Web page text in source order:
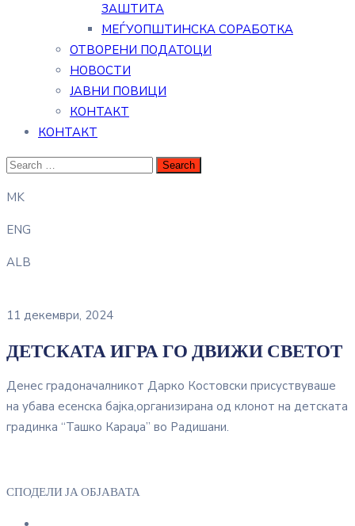
ЗАШТИТА
МЕЃУОПШТИНСКА СОРАБОТКА
ОТВОРЕНИ ПОДАТОЦИ
НОВОСТИ
ЈАВНИ ПОВИЦИ
КОНТАКТ
КОНТАКТ
MK
ENG
ALB
11 декември, 2024
ДЕТСКАТА ИГРА ГО ДВИЖИ СВЕТОТ
Денес градоначалникот Дарко Костовски присуствуваше
на убава есенска бајка,организирана од клонот на детската
градинка “Ташко Караџа” во Радишани.
СПОДЕЛИ ЈА ОБЈАВАТА